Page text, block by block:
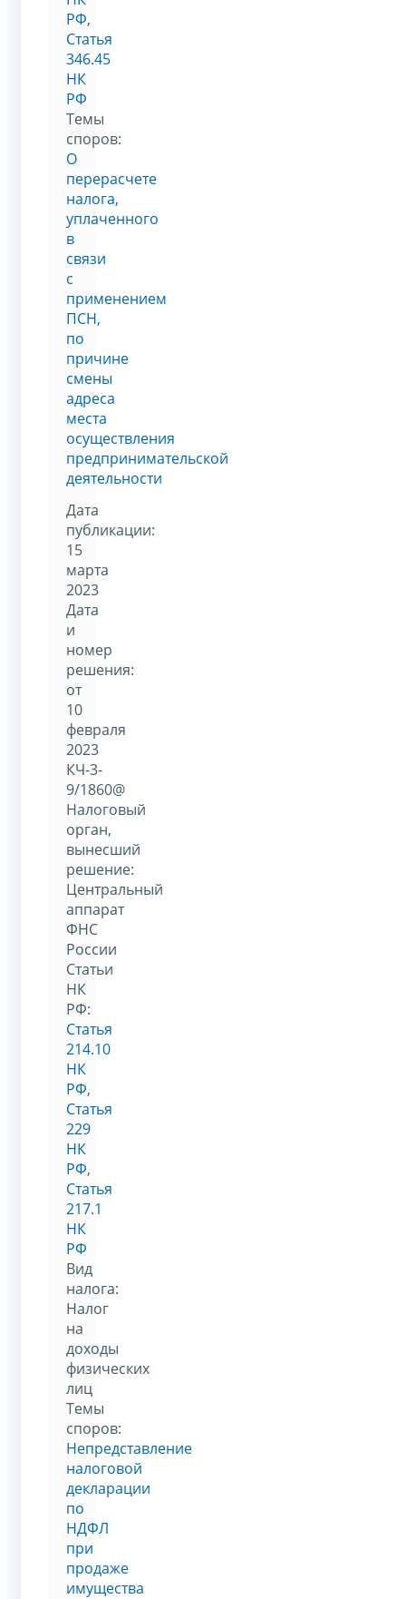
РФ,
Статья
346.45
НК
РФ
Темы
споров:
О
перерасчете
налога,
уплаченного
в
связи
с
применением
ПСН,
по
причине
смены
адреса
места
осуществления
предпринимательской
деятельности
Дата
публикации:
15
марта
2023
Дата
и
номер
решения:
от
10
февраля
2023
КЧ-3-
9/1860@
Налоговый
орган,
вынесший
решение:
Центральный
аппарат
ФНС
России
Статьи
НК
РФ:
Статья
214.10
НК
РФ,
Статья
229
НК
РФ,
Статья
217.1
НК
РФ
Вид
налога:
Налог
на
доходы
физических
лиц
Темы
споров:
Непредставление
налоговой
декларации
по
НДФЛ
при
продаже
имущества